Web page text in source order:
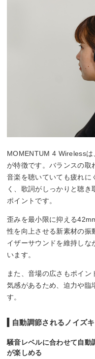
MOMENTUM 4 Wireless
が特徴です。バランスの取
音楽を聴いていても疲れに
く、歌詞がしっかりと聴
ポイントです。
歪みを最小限に抑える
性を向上させる新素材の振
イザーサウンドを維持しな
います。
また、音場の広さもポイ
気感があるため、迫力や臨
す。
自動調節されるノイズ
騒音レベルに合わせて自動
が楽しめる